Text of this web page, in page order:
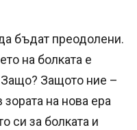
бъдат преодолени.
на болката е
Защо? Защото ние –
на нова ера
си за болката и